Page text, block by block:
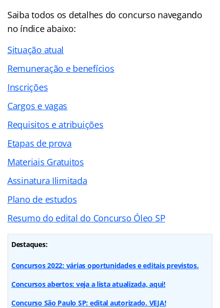
Saiba todos os detalhes do concurso navegando
no índice abaixo:
Situação atual
Remuneração e benefícios
Inscrições
Cargos e vagas
Requisitos e atribuições
Etapas de prova
Materiais Gratuitos
Assinatura Ilimitada
Plano de estudos
Resumo do edital do Concurso Óleo SP
Destaques:
Concursos 2022: várias oportunidades e editais previstos.
Concursos abertos: veja a lista atualizada, aqui!
Concurso São Paulo SP: edital autorizado. VEJA!